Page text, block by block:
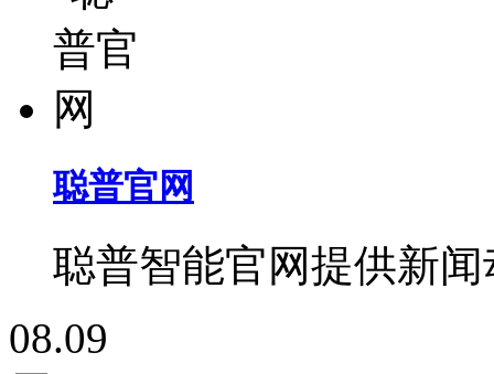
聪普官网
聪普智能官网提供新
08.09